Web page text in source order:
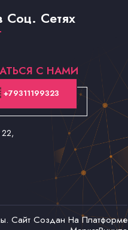
Сетях
С НАМИ
+79311199323
,
Сайт Создан На Платформе